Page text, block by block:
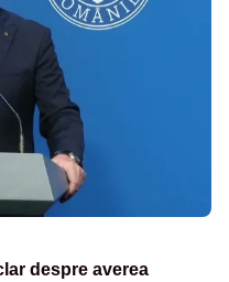
despre averea